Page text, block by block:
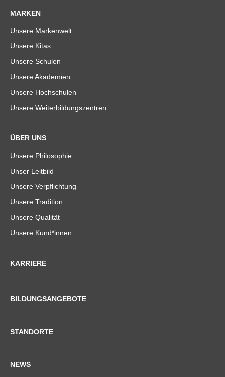
MARKEN
Unsere Markenwelt
Unsere Kitas
Unsere Schulen
Unsere Akademien
Unsere Hochschulen
Unsere Weiterbildungszentren
ÜBER UNS
Unsere Philosophie
Unser Leitbild
Unsere Verpflichtung
Unsere Tradition
Unsere Qualität
Unsere Kund*innen
KARRIERE
BILDUNGSANGEBOTE
STANDORTE
NEWS